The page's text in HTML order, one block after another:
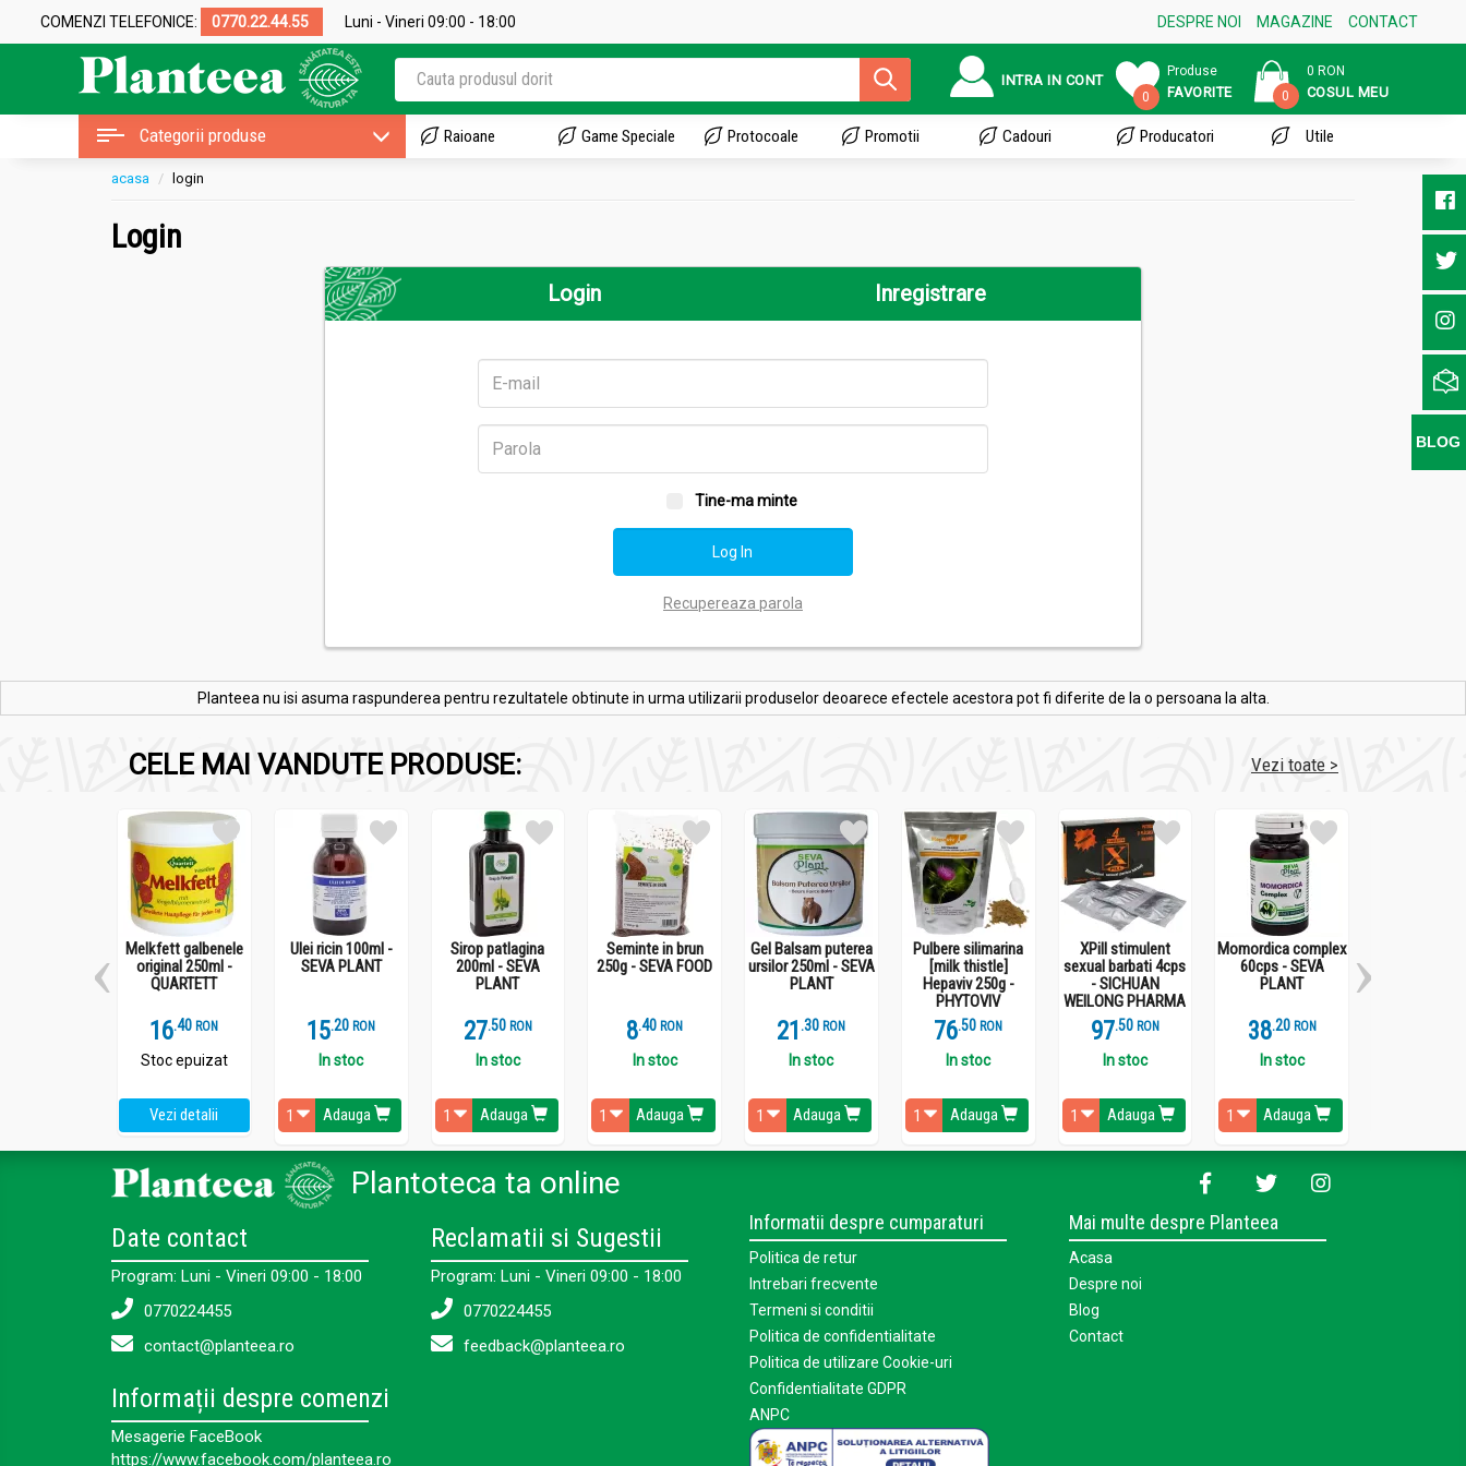
COMENZI TELEFONICE: 0770.22.44.55 Luni - Vineri 09:00 - 18:00 DESPRE NOI MAGAZINE CONTACT
INTRA IN CONT
0
Produse
FAVORITE 0
0 RON
COSUL MEU
Categorii produse Raioane Game Speciale Protocoale Promotii Cadouri Producatori Utile
acasa login
Login
Login Inregistrare
Tine-ma minte
Recupereaza parola
Planteea nu isi asuma raspunderea pentru rezultatele obtinute in urma utilizarii produselor deoarece efectele acestora pot fi diferite de la o persoana la alta.
CELE MAI VANDUTE PRODUSE: Vezi toate >
Melkfett galbenele
original 250ml -
QUARTETT
16.4 RON
Stoc epuizat
Vezi detalii
Ulei ricin 100ml -
SEVA PLANT
15.2 RON
In stoc
Adauga
Sirop patlagina
200ml - SEVA
PLANT
27.5 RON
In stoc
Adauga
Seminte in brun
250g - SEVA FOOD
8.4 RON
In stoc
Adauga
Gel Balsam puterea
ursilor 250ml - SEVA
PLANT
21 .3 RON
In stoc
Adauga
Pulbere silimarina
[milk thistle]
Hepaviv 250g -
PHYTOVIV
76.5 RON
In stoc
Adauga
XPill stimulent
sexual barbati 4cps
- SICHUAN
WEILONG PHARMA
97.5 RON
In stoc
Adauga
Momordica complex
60cps - SEVA
PLANT
38.2 RON
In stoc
Adauga
Plantoteca ta online
Date contact
Program: Luni - Vineri 09:00 - 18:00
0770224455
contact@planteea.ro
Reclamatii si Sugestii
Program: Luni - Vineri 09:00 - 18:00
0770224455
feedback@planteea.ro
Informații despre comenzi
Mesagerie FaceBook
https://www.facebook.com/planteea.ro
Informatii despre cumparaturi
Politica de retur
Intrebari frecvente
Termeni si conditii
Politica de confidentialitate
Politica de utilizare Cookie-uri
Confidentialitate GDPR
ANPC
Mai multe despre Planteea
Acasa
Despre noi
Blog
Contact
BLOG